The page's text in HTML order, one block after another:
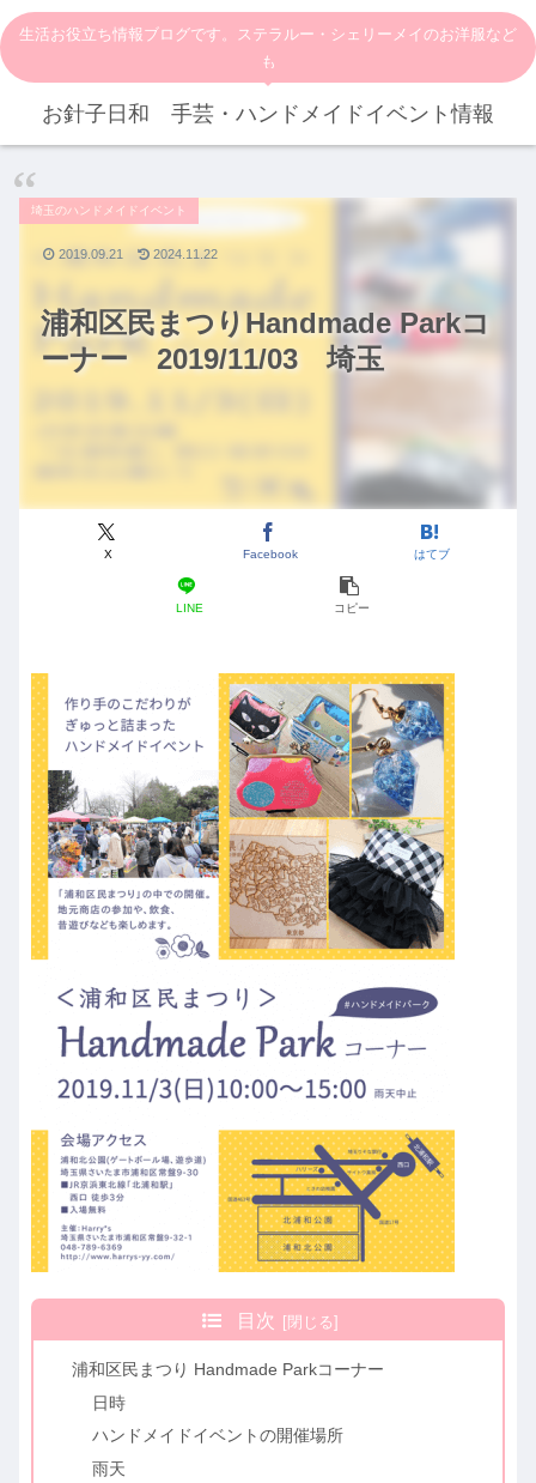
生活お役立ち情報ブログです。ステラルー・シェリーメイのお洋服など
も
お針子日和 手芸・ハンドメイドイベント情報
浦和区民まつりHandmade Parkコ
ーナー 2019/11/03 埼玉
埼玉のハンドメイドイベント
X Facebook はてブ
LINE コピー
2019.09.21 2024.11.22
目次
浦和区民まつり Handmade Parkコーナー
日時
ハンドメイドイベントの開催場所
雨天